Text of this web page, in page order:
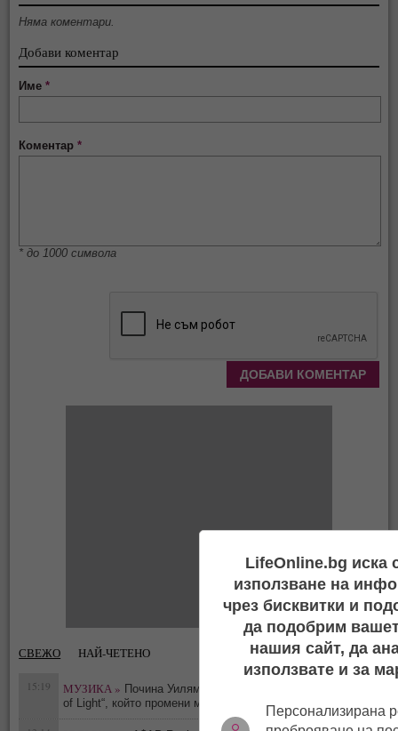
Няма коментари.
Добави коментар
Име*
Коментар*
* до 1000 символа
СВЕЖО НАЙ-ЧЕТЕНО
15:19 МУЗИКА » Почина Уилям Орбит – архитектът на „Ray
of Light“, който промени музиката на Мадона
LifeOnline.bg иска
използване на
чрез бисквитки и
да подобрим
нашия сайт, да
използвате и за
Персонализирана